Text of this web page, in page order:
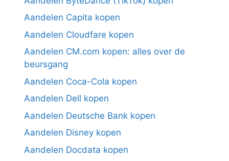
Aandelen Capita kopen
Aandelen Cloudfare kopen
Aandelen CM.com kopen: alles over de
beursgang
Aandelen Coca-Cola kopen
Aandelen Dell kopen
Aandelen Deutsche Bank kopen
Aandelen Disney kopen
Aandelen Docdata kopen